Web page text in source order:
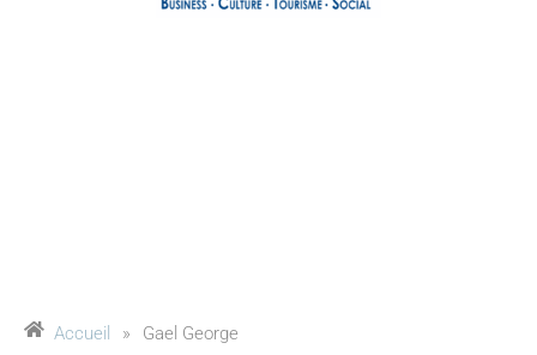
Accueil » Gael George